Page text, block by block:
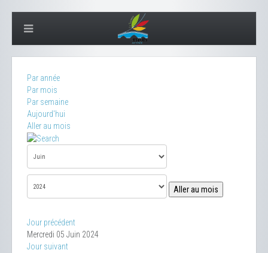
Par année
Par mois
Par semaine
Aujourd'hui
Aller au mois
Aller au mois
Jour précédent
Mercredi 05 Juin 2024
Jour suivant